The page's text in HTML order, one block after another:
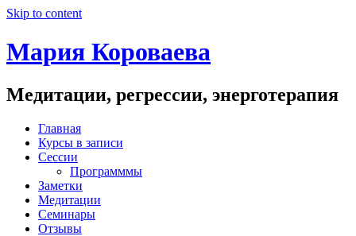
Skip to content
Мария Короваева
Медитации, регрессии, энерготерапия
Главная
Курсы в записи
Сессии
Программмы
Заметки
Медитации
Семинары
Отзывы